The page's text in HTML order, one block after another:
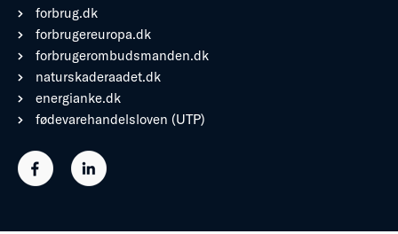
forbrug.dk
forbrugereuropa.dk
forbrugerombudsmanden.dk
naturskaderaadet.dk
energianke.dk
fødevarehandelsloven (UTP)